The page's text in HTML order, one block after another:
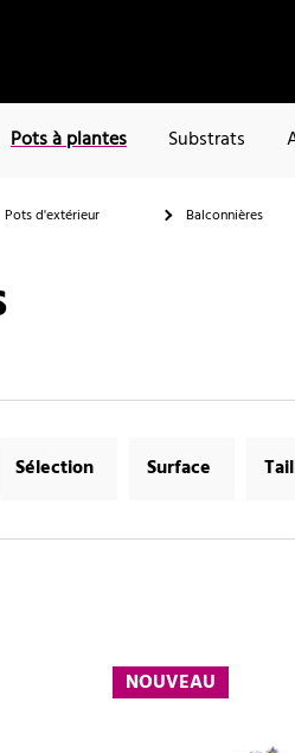
Pots à plantes Substrats
Pots d'extérieur Balconnières
Sélection Surface
NOUVEAU